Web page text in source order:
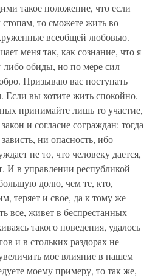
такое положение, что если
то сможете жить во
всеобщей любовью.
меня так, как сознание, что я
либо обиды, но по мере сил
Призываю вас поступать
Если вы хотите жить спокойно,
принимайте лишь то участие,
и согласие сограждан: тогда
ни опасность, ибо
не то, что человеку дается,
И в управлении республикой
долю, чем те, кто,
теряет и свое, да к тому же
все, живет в беспрестанных
такого поведения, удалось
и в стольких раздорах не
мое влияние в нашем
моему примеру, то так же,